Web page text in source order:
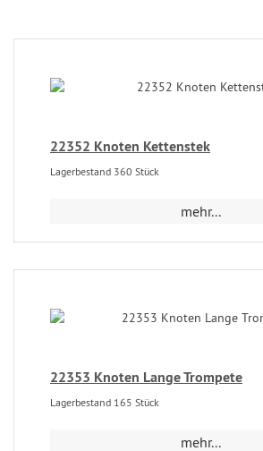
22352 Knoten Kettenstek
Lagerbestand 360 Stück
mehr...
22353 Knoten Lange Trompete
Lagerbestand 165 Stück
mehr...